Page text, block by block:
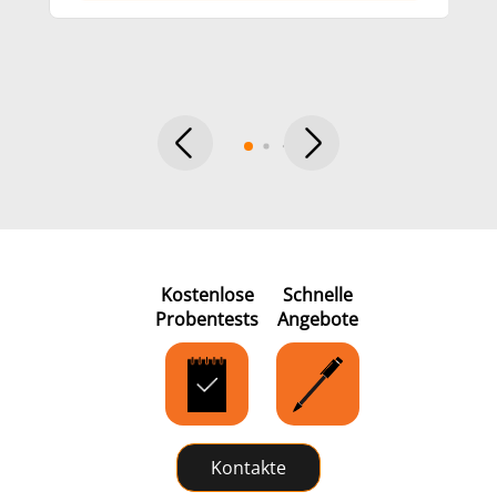
Kostenlose
Probentests
Schnelle
Angebote
Kontakte